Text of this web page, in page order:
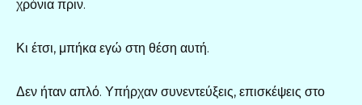
χρόνια πριν.
Κι έτσι, μπήκα εγώ στη θέση αυτή.
Δεν ήταν απλό. Υπήρχαν συνεντεύξεις, επισκέψεις στο